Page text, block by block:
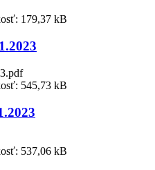
179,37 kB
545,73 kB
537,06 kB